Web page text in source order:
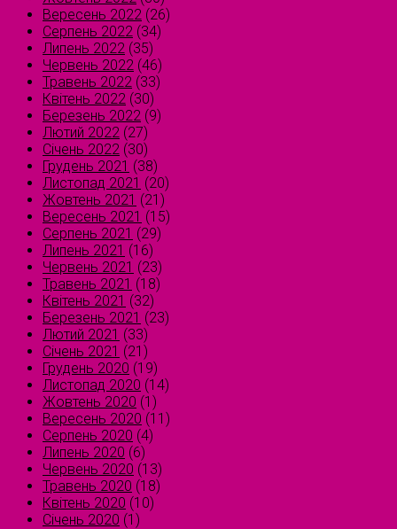
Вересень 2022 (26)
Серпень 2022 (34)
Липень 2022 (35)
Червень 2022 (46)
Травень 2022 (33)
Квітень 2022 (30)
Березень 2022 (9)
Лютий 2022 (27)
Січень 2022 (30)
Грудень 2021 (38)
Листопад 2021 (20)
Жовтень 2021 (21)
Вересень 2021 (15)
Серпень 2021 (29)
Липень 2021 (16)
Червень 2021 (23)
Травень 2021 (18)
Квітень 2021 (32)
Березень 2021 (23)
Лютий 2021 (33)
Січень 2021 (21)
Грудень 2020 (19)
Листопад 2020 (14)
Жовтень 2020 (1)
Вересень 2020 (11)
Серпень 2020 (4)
Липень 2020 (6)
Червень 2020 (13)
Травень 2020 (18)
Квітень 2020 (10)
Січень 2020 (1)